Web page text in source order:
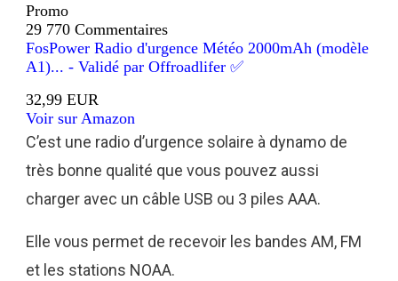
Promo
29 770 Commentaires
FosPower Radio d'urgence Météo 2000mAh (modèle
A1)... - Validé par Offroadlifer ✅
32,99 EUR
Voir sur Amazon
C’est une radio d’urgence solaire à dynamo de
très bonne qualité que vous pouvez aussi
charger avec un câble USB ou 3 piles AAA.
Elle vous permet de recevoir les bandes AM, FM
et les stations NOAA.